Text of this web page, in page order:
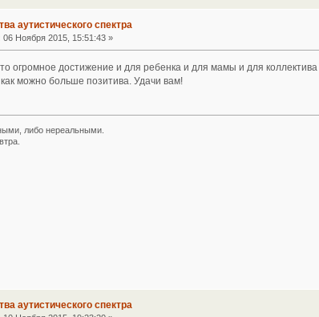
аутистического спектра
06 Ноября 2015, 15:51:43 »
огромное достижение и для ребенка и для мамы и для
можно больше позитива. Удачи вам!
либо нереальными.
аутистического спектра